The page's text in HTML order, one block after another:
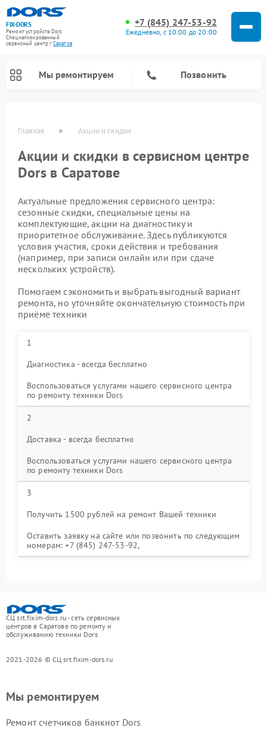
FIX-DORS
Ремонт устройств Dors
Специализированный
cервисный центр г.Саратов
+7 (845) 247-53-92
Ежедневно, с 10:00 до 20:00
Мы ремонтируем Позвонить
Главная Акции и скидки
Акции и скидки в сервисном центре
Dors в Саратове
Актуальные предложения сервисного центра:
сезонные скидки, специальные цены на
комплектующие, акции на диагностику и
приоритетное обслуживание. Здесь публикуются
условия участия, сроки действия и требования
(например, при записи онлайн или при сдаче
нескольких устройств).
Помогаем сэкономить и выбрать выгодный вариант
ремонта, но уточняйте окончательную стоимость при
приёме техники
1
Диагностика - всегда бесплатно
Воспользоваться услугами нашего сервисного центра
по ремонту техники Dors
2
Доставка - всегда бесплатно
Воспользоваться услугами нашего сервисного центра
по ремонту техники Dors
3
Получить 1500 рублей на ремонт Вашей техники
Оставить заявку на сайте или позвонить по следующим
номерам: +7 (845) 247-53-92,
СЦ srt.fixim-dors.ru - сеть сервисных
центров в Саратове по ремонту и
обслуживанию техники Dors
2021-2026 © СЦ srt.fixim-dors.ru
Мы ремонтируем
Ремонт счетчиков банкнот Dors